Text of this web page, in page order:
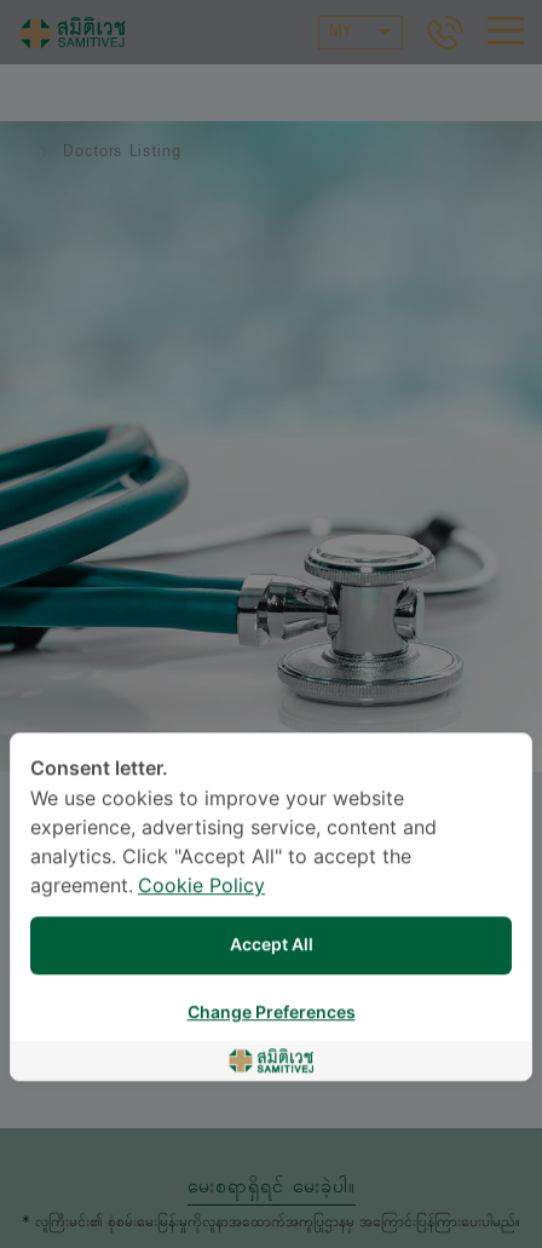
MY
Doctors Listing
JULE NAMCHAISIRI, M.D.
Specialties: Surgery
Surgery
မေးစရာရှိရင် မေးခဲ့ပါ။
* လူကြီးမင်း၏ စုံစမ်းမေးမြန်းမှုကိုလူနာအထောက်အကူပြုဌာနမှ အကြောင်းပြန်ကြားပေးပါမည်။
Consent letter.
We use cookies to improve your website
experience, advertising service, content and
analytics. Click "Accept All" to accept the
agreement. Cookie Policy
Accept All
Change Preferences